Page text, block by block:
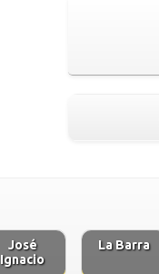
José
Ignacio
La Barra